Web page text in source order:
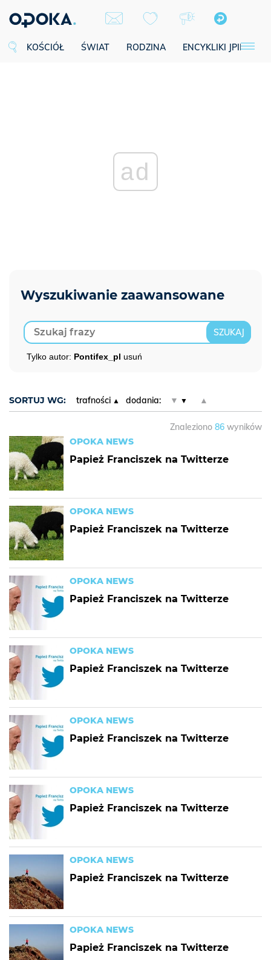
KOŚCIÓŁ ŚWIAT RODZINA ENCYKLIKI JPII
ad
Tylko autor: Pontifex_pl usuń
SORTUJ WG: trafności dodania: ▼ ▲
Znaleziono 86 wyników
OPOKA NEWS
Papież Franciszek na Twitterze
OPOKA NEWS
Papież Franciszek na Twitterze
OPOKA NEWS
Papież Franciszek na Twitterze
OPOKA NEWS
Papież Franciszek na Twitterze
OPOKA NEWS
Papież Franciszek na Twitterze
OPOKA NEWS
Papież Franciszek na Twitterze
OPOKA NEWS
Papież Franciszek na Twitterze
OPOKA NEWS
Papież Franciszek na Twitterze